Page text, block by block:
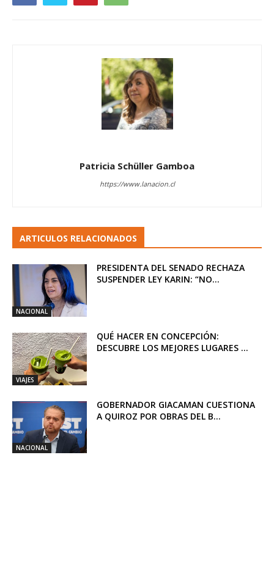
Patricia Schüller Gamboa
https://www.lanacion.cl
ARTICULOS RELACIONADOS
NACIONAL
PRESIDENTA DEL SENADO RECHAZA
SUSPENDER LEY KARIN: “NO...
VIAJES
QUÉ HACER EN CONCEPCIÓN:
DESCUBRE LOS MEJORES LUGARES ...
NACIONAL
GOBERNADOR GIACAMAN CUESTIONA
A QUIROZ POR OBRAS DEL B...